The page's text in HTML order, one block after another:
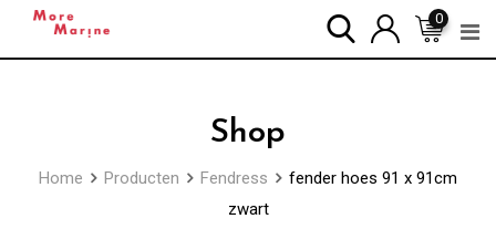
0
Shop
Home Producten Fendress
fender hoes 91 x 91cm
zwart